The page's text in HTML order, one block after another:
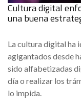
Cultura digital
una buena
La cultura digital ha
agigantados desde
sido alfabetizadas
día o realizar los
lo impida.